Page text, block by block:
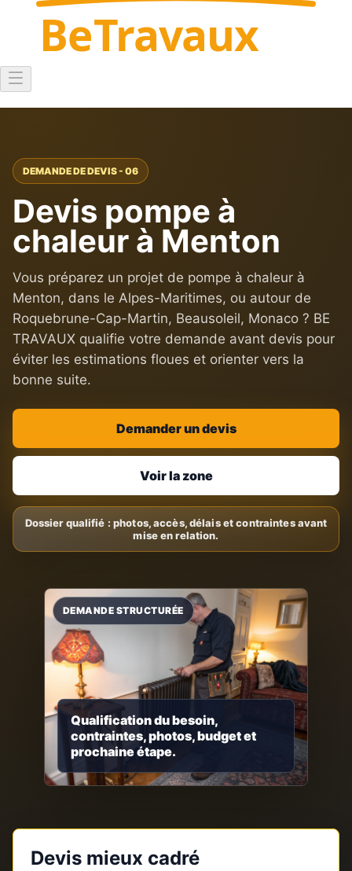
BeTravaux
DEMANDE DE DEVIS - 06
Devis pompe à
chaleur à Menton
Vous préparez un projet de pompe à chaleur à
Menton, dans le Alpes-Maritimes, ou autour de
Roquebrune-Cap-Martin, Beausoleil, Monaco ? BE
TRAVAUX qualifie votre demande avant devis pour
éviter les estimations floues et orienter vers la
bonne suite.
Demander un devis
Voir la zone
Qualification du besoin,
contraintes, photos, budget et
prochaine étape.
Devis mieux cadré